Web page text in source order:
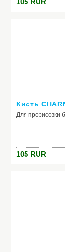
105 RUR
Кисть
Для прорисовки
105 RUR